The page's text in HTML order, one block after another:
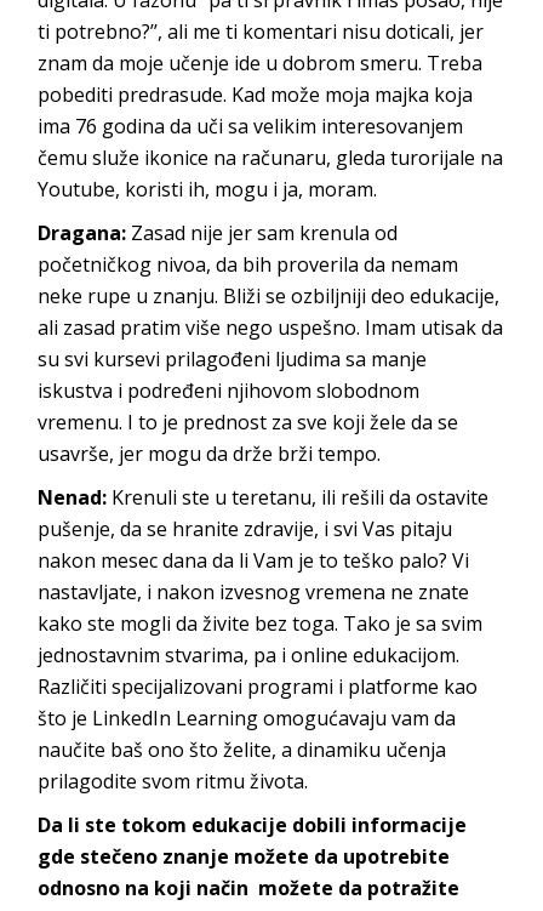
ti potrebno?’’, ali me ti komentari nisu doticali, jer
znam da moje učenje ide u dobrom smeru. Treba
pobediti predrasude. Kad može moja majka koja
ima 76 godina da uči sa velikim interesovanjem
čemu služe ikonice na računaru, gleda turorijale na
Youtube, koristi ih, mogu i ja, moram.
Dragana: Zasad nije jer sam krenula od
početničkog nivoa, da bih proverila da nemam
neke rupe u znanju. Bliži se ozbiljniji deo edukacije,
ali zasad pratim više nego uspešno. Imam utisak da
su svi kursevi prilagođeni ljudima sa manje
iskustva i podređeni njihovom slobodnom
vremenu. I to je prednost za sve koji žele da se
usavrše, jer mogu da drže brži tempo.
Nenad: Krenuli ste u teretanu, ili rešili da ostavite
pušenje, da se hranite zdravije, i svi Vas pitaju
nakon mesec dana da li Vam je to teško palo? Vi
nastavljate, i nakon izvesnog vremena ne znate
kako ste mogli da živite bez toga. Tako je sa svim
jednostavnim stvarima, pa i online edukacijom.
Različiti specijalizovani programi i platforme kao
što je LinkedIn Learning omogućavaju vam da
naučite baš ono što želite, a dinamiku učenja
prilagodite svom ritmu života.
Da li ste tokom edukacije dobili informacije
gde stečeno znanje možete da upotrebite
odnosno na koji način možete da potražite